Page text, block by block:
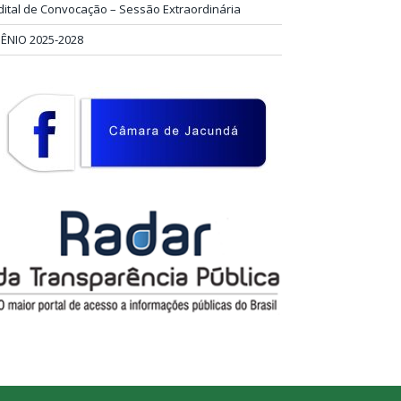
de Convocação – Sessão Extraordinária
2025-2028